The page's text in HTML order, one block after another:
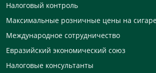
Налоговый контроль
Максимальные розничные цены на
Международное сотрудничество
Евразийский экономический союз
Налоговые консультанты